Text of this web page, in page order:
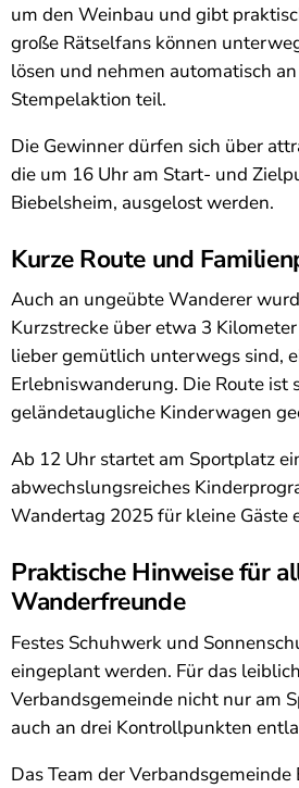
um den Weinbau und gibt
große Rätselfans können
lösen und nehmen automatisch
Stempelaktion teil.
Die Gewinner dürfen sich über
die um 16 Uhr am Start- und
Biebelsheim, ausgelost werden.
Kurze Route und
Auch an ungeübte Wanderer
Kurzstrecke über etwa 3
lieber gemütlich unterwegs sind,
Erlebniswanderung. Die Route ist
geländetaugliche Kinderwagen
Ab 12 Uhr startet am Sportplatz
abwechslungsreiches
Wandertag 2025 für kleine Gäste
Praktische Hinweise für
Wanderfreunde
Festes Schuhwerk und
eingeplant werden. Für das
Verbandsgemeinde nicht nur am
auch an drei Kontrollpunkten
Das Team der